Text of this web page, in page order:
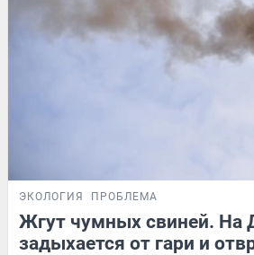
ЭКОЛОГИЯ ПРОБЛЕМА
Жгут чумных свиней. На
задыхается от гари и